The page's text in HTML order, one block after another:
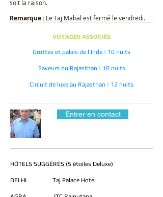
soit la raison.
Remarque : Le Taj Mahal est fermé le vendredi.
VOYAGES ASSOCIÉS
Grottes et palais de l'Inde | 10 nuits
Saveurs du Rajasthan | 10 nuits
Circuit de luxe au Rajasthan | 12 nuits
Entrer en contact
HÔTELS SUGGÉRÉS (5 étoiles Deluxe)
DELHI Taj Palace Hotel